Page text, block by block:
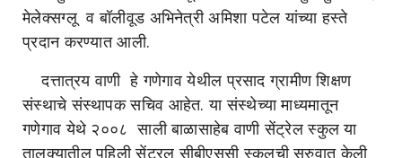
मेलेक्सग्लू व बॉलीवूड अभिनेत्री अमिशा पटेल यांच्या हस्ते
प्रदान करण्यात आली.
दत्तात्रय वाणी हे गणेगाव येथील प्रसाद ग्रामीण शिक्षण
संस्थाचे संस्थापक सचिव आहेत. या संस्थेच्या माध्यमातून
गणेगाव येथे २००८ साली बाळासाहेब वाणी सेंट्रेल स्कुल या
तालुक्यातील पहिली सेंट्रल सीबीएससी स्कूलची सुरुवात केली